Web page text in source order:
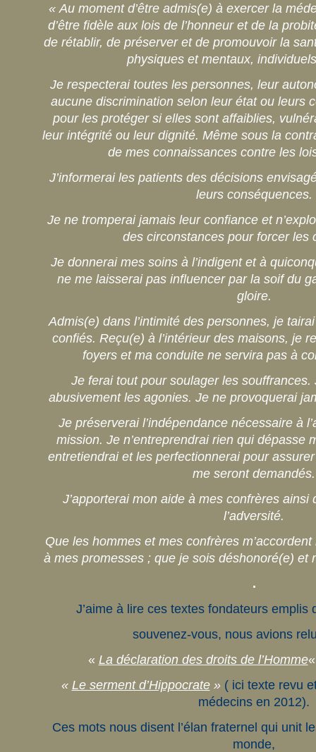
« Au moment d’être admis(e) à exercer la
d’être fidèle aux lois de l’honneur et de la
de rétablir, de préserver et de promouvoir la
physiques et mentaux,
Je respecterai toutes les personnes, leur
aucune discrimination selon leur état ou leurs
pour les protéger si elles sont affaiblies,
leur intégrité ou leur dignité. Même sous la
de mes connaissances contre les
J’informerai les patients des décisions
leurs conséquences.
Je ne tromperai jamais leur confiance et
des circonstances pour forcer les
Je donnerai mes soins à l’indigent et à
ne me laisserai pas influencer par la soif du
gloire.
Admis(e) dans l’intimité des personnes, je
confiés. Reçu(e) à l’intérieur des maisons, je
foyers et ma conduite ne servira pas à
Je ferai tout pour soulager les
abusivement les agonies. Je ne provoquerai
Je préserverai l’indépendance nécessaire à
mission. Je n’entreprendrai rien qui dépasse
entretiendrai et les perfectionnerai pour
me seront demandés.
J’apporterai mon aide à mes confrères ainsi
l’adversité.
Que les hommes et mes confrères
à mes promesses ; que je sois déshonoré(e) et
.
J’aime à lire ces textes fondateurs emplis
souvenez-vous, nous avions
« La déclaration des droits de l’Homme
« Le serment d’Hippocrate» ( ici texte revu
médecins en 2012).
Ces mots nous disent l’élan fraternel qui unit
monde,